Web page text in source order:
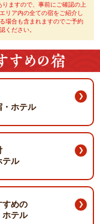
ますので、事前にご確認の上
リア内の全ての宿をご紹介し
場合も含まれますのでご予約
ください。
・ホテル
テル
すめの
ホテル